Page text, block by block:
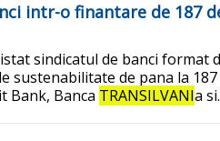
intr-o finantare de 187
sindicatul de banci format
de pana la
Bank, Banca TRANSILVANIa